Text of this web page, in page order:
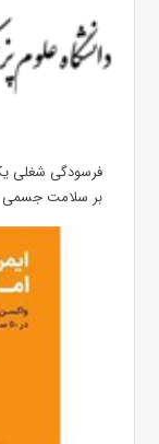
فرسودگی شغلی
بر سلامت جسمی